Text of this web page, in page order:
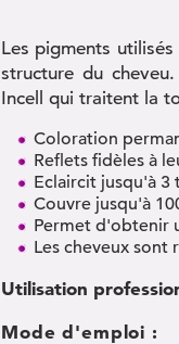
Les pigments
structure du
Incell qui traitent la
Coloration
Reflets fidèles à
Eclaircit jusqu'à 3
Couvre jusqu'à
Permet d'obtenir
Les cheveux sont
Utilisation
Mode d'emploi :